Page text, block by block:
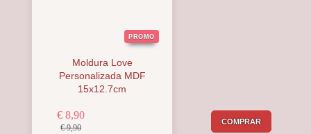
PROMO
Moldura Love
Personalizada MDF
15x12.7cm
€ 8,90
€ 9,90
COMPRAR